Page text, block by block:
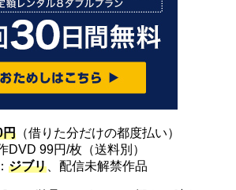
円 （借りた分だけの都度払い）
DVD 99円/枚（送料別）
ジブリ、配信未解禁作品